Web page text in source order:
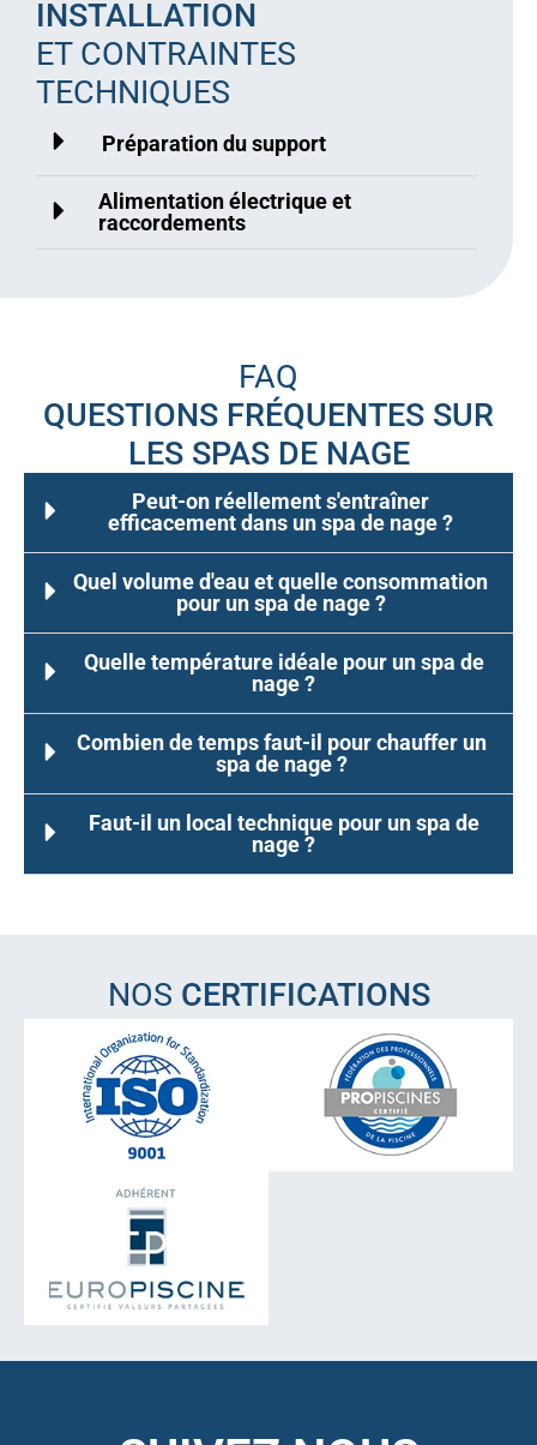
INSTALLATION
ET CONTRAINTES
TECHNIQUES
Préparation du support
Alimentation électrique et
raccordements
FAQ
QUESTIONS FRÉQUENTES SUR
LES SPAS DE NAGE
Peut-on réellement s'entraîner
efficacement dans un spa de nage ?
Quel volume d'eau et quelle consommation
pour un spa de nage ?
Quelle température idéale pour un spa de
nage ?
Combien de temps faut-il pour chauffer un
spa de nage ?
Faut-il un local technique pour un spa de
nage ?
NOS CERTIFICATIONS